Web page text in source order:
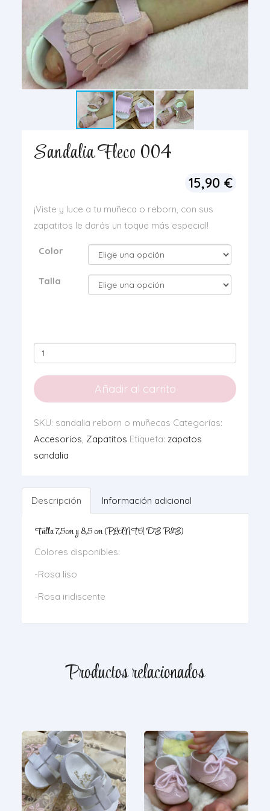
Sandalia Fleco 004
15,90 €
¡Viste y luce a tu muñeca o reborn, con sus
zapatitos le darás un toque más especial!
Color
Talla
Sandalia
Fleco
004
cantidad
Añadir al carrito
SKU: sandalia reborn o muñecas Categorías:
Accesorios, Zapatitos Etiqueta: zapatos
sandalia
Descripción Información adicional
Talla 7,5cm y 8,5 cm (PLANTA DE PIE)
Colores disponibles:
-Rosa liso
-Rosa iridiscente
Productos relacionados